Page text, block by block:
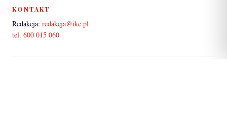
KONTAKT
Redakcja: redakcja@ikc.pl
tel. 600 015 060